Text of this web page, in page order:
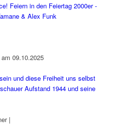
Feiern in den Feiertag 2000er -
& Alex Funk
09.10.2025
und diese Freiheit uns selbst
Aufstand 1944 und seine